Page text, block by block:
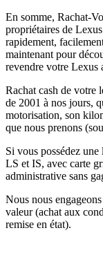
En somme, Rachat-
propriétaires de
rapidement,
maintenant pour
revendre votre Lexus
Rachat cash de votre
de 2001 à nos jours,
motorisation, son
que nous prenons
Si vous possédez
LS et IS, avec carte
administrative sans
Nous nous
valeur (achat aux
remise en état).